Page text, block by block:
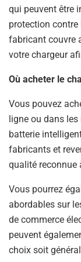
qui peuvent être
protection contre
fabricant couvre
votre chargeur
Où acheter le
Vous pouvez
ligne ou dans
batterie
fabricants et
qualité reconnue
Vous pourrez
abordables sur
de commerce
peuvent
choix soit